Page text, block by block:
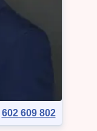
602 609 802